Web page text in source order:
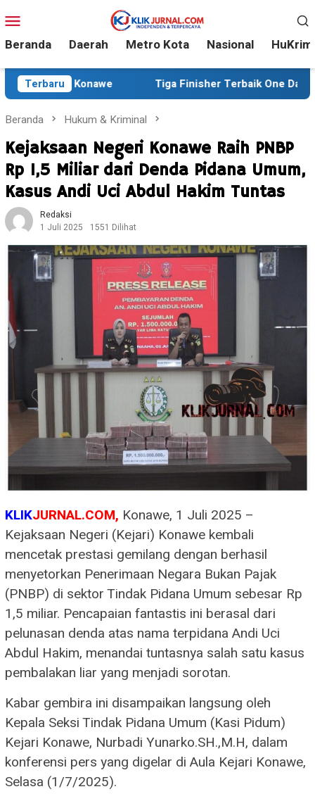
ke
kontenMobile
Beranda Daerah Metro Kota Nasional HuKrim
TerbaruTiga Finisher Terbaik One Day Trail Adventure Liwu
Beranda Hukum & Kriminal
Kejaksaan Negeri Konawe Raih PNBP
Rp 1,5 Miliar dari Denda Pidana Umum,
Kasus Andi Uci Abdul Hakim Tuntas
Redaksi
1 Juli 2025
1551 Dilihat
KLIKJURNAL.COM, Konawe, 1 Juli 2025 –
Kejaksaan Negeri (Kejari) Konawe kembali
mencetak prestasi gemilang dengan berhasil
menyetorkan Penerimaan Negara Bukan Pajak
(PNBP) di sektor Tindak Pidana Umum sebesar Rp
1,5 miliar. Pencapaian fantastis ini berasal dari
pelunasan denda atas nama terpidana Andi Uci
Abdul Hakim, menandai tuntasnya salah satu kasus
pembalakan liar yang menjadi sorotan.
Kabar gembira ini disampaikan langsung oleh
Kepala Seksi Tindak Pidana Umum (Kasi Pidum)
Kejari Konawe, Nurbadi Yunarko.SH.,M.H, dalam
konferensi pers yang digelar di Aula Kejari Konawe,
Selasa (1/7/2025).